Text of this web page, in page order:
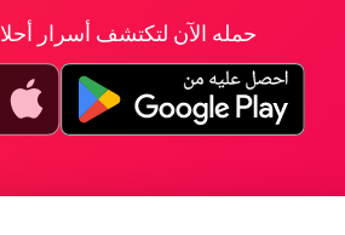
حمله الآن لتكتشف أسرار